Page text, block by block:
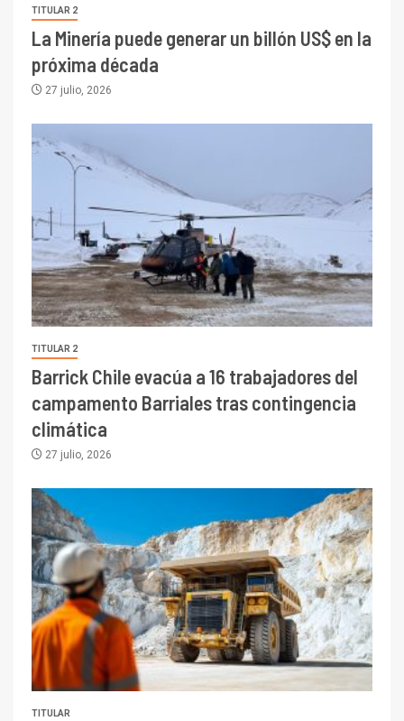
TITULAR 2
La Minería puede generar un billón US$ en la
próxima década
27 julio, 2026
TITULAR 2
Barrick Chile evacúa a 16 trabajadores del
campamento Barriales tras contingencia
climática
27 julio, 2026
TITULAR